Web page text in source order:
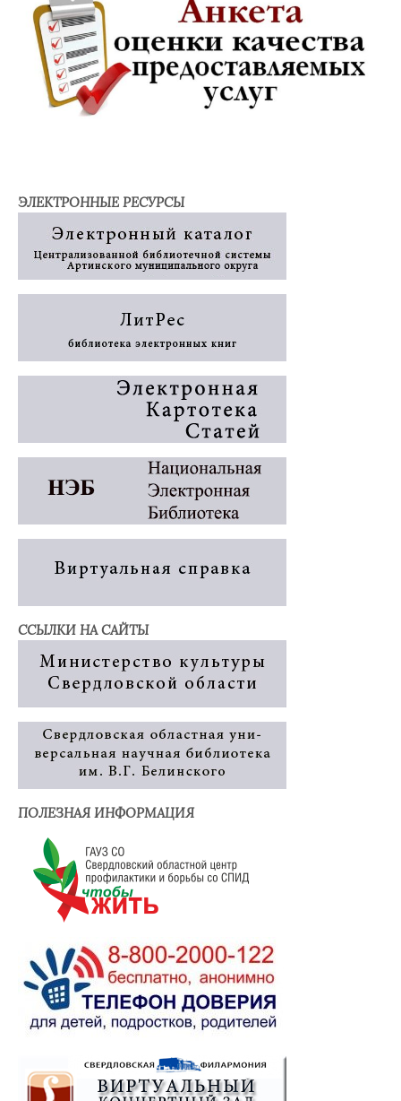
ЭЛЕКТРОННЫЕ РЕСУРСЫ
ССЫЛКИ НА САЙТЫ
ПОЛЕЗНАЯ ИНФОРМАЦИЯ